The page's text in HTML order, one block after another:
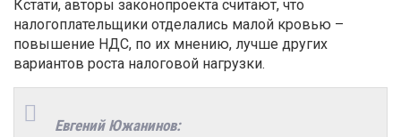
Кстати, авторы законопроекта считают, что
налогоплательщики отделались малой кровью –
повышение НДС, по их мнению, лучше других
вариантов роста налоговой нагрузки.
Евгений Южанинов: